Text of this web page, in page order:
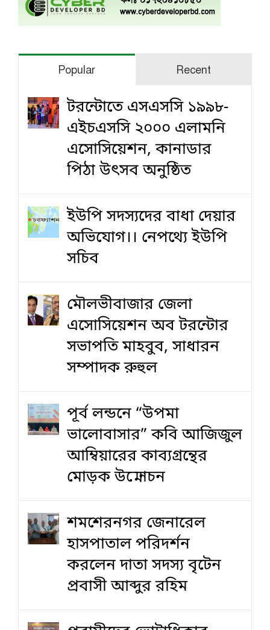
Popular Recent
টরন্টোতে এসএসসি ১৯৯৮-
এইচএসসি ২০০০ এলামনি
এসোসিয়েশন, কানাডার
পিঠা উৎসব অনুষ্ঠিত
ইউপি সদস্যদের বাধা দেয়ার
অভিযোগ।। নেপথ্যে ইউপি
সচিব
মৌলভীবাজার জেলা
এসোসিয়েশন অব টরন্টোর
সভাপতি মাহবুব, সাধারন
সম্পাদক রুহুল
পূর্ব লন্ডনে “উপমা
ভালোবাসার” কবি আজিজুল
আম্বিয়ারের কাব্যগ্রন্থের
মোড়ক উন্মোচন
শমশেরনগর জেনারেল
হাসপাতাল পরিদর্শন
করলেন দাতা সদস্য বৃটেন
প্রবাসী আব্দুর রহিম